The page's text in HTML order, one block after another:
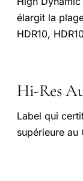
élargit la
HDR10,
Hi-Res
Label qui
supérieure